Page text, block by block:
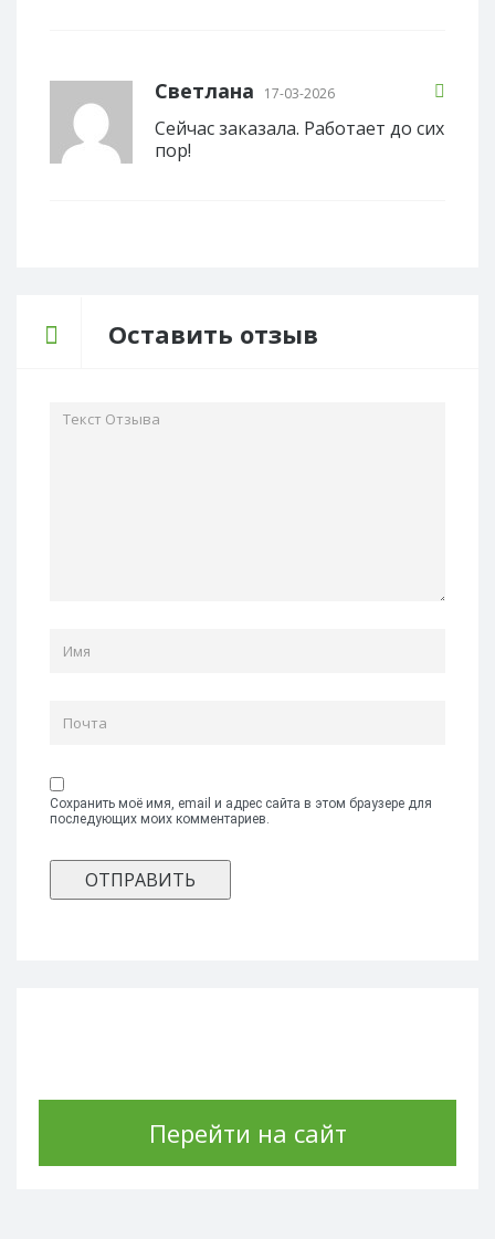
Светлана 17-03-2026
Сейчас заказала. Работает до сих
пор!
Оставить отзыв
Сохранить моё имя, email и адрес сайта в этом браузере для
последующих моих комментариев.
Перейти на сайт